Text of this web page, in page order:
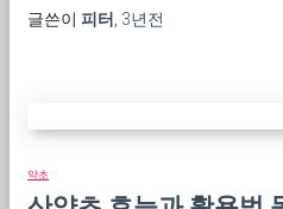
글쓴이 피터 3년전
약초